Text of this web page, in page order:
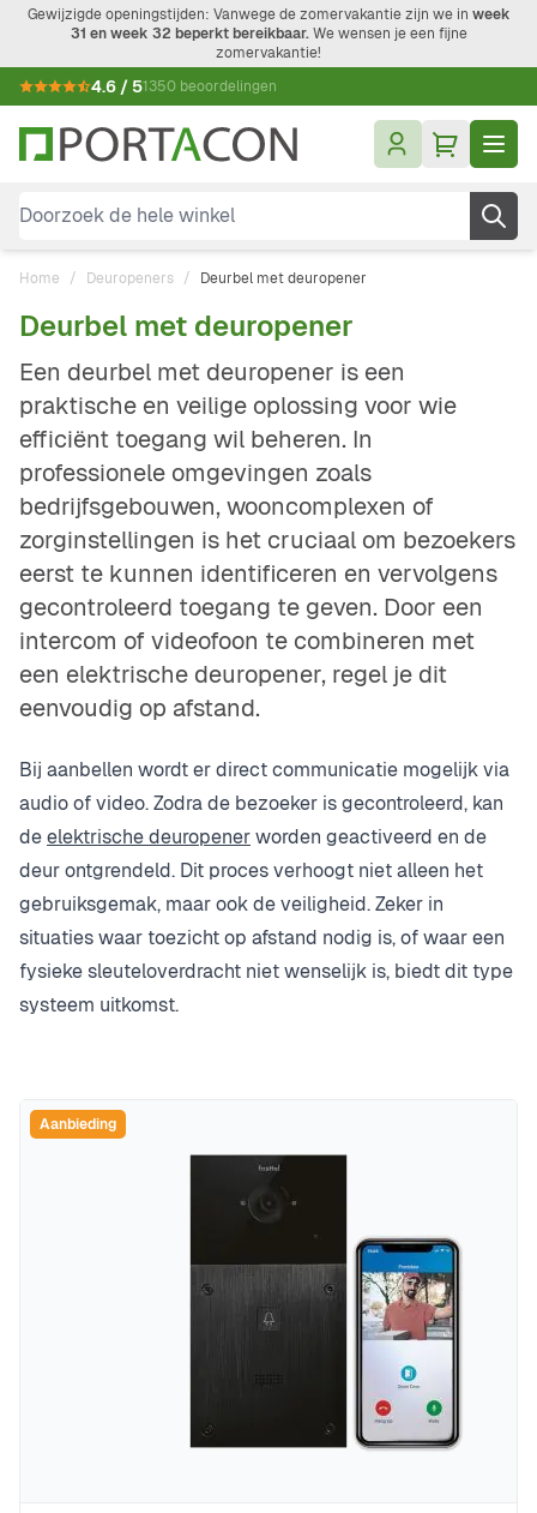
Ga naar de inhoud
Gewijzigde openingstijden: Vanwege de zomervakantie zijn we in week
31 en week 32 beperkt bereikbaar.We wensen je een fijne
zomervakantie!
4.6 / 51350 beoordelingen
Doorzoek de hele winkel
Home / Deuropeners / Deurbel met deuropener
Deurbel met deuropener
Een deurbel met deuropener is een
praktische en veilige oplossing voor wie
efficiënt toegang wil beheren. In
professionele omgevingen zoals
bedrijfsgebouwen, wooncomplexen of
zorginstellingen is het cruciaal om bezoekers
eerst te kunnen identificeren en vervolgens
gecontroleerd toegang te geven. Door een
intercom of videofoon te combineren met
een elektrische deuropener, regel je dit
eenvoudig op afstand.
Bij aanbellen wordt er direct communicatie mogelijk via
audio of video. Zodra de bezoeker is gecontroleerd, kan
deelektrische deuropenerworden geactiveerd en de
deur ontgrendeld. Dit proces verhoogt niet alleen het
gebruiksgemak, maar ook de veiligheid. Zeker in
situaties waar toezicht op afstand nodig is, of waar een
fysieke sleuteloverdracht niet wenselijk is, biedt dit type
systeem uitkomst.
Aanbieding